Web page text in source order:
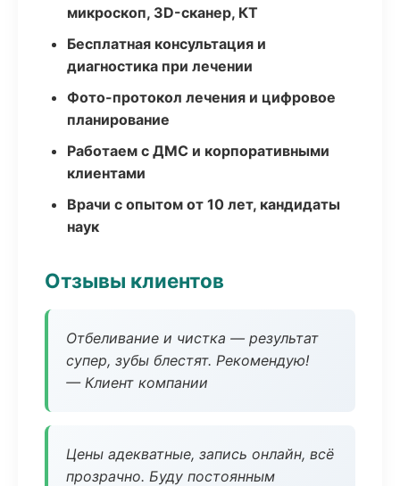
микроскоп, 3D-сканер, КТ
Бесплатная консультация и
диагностика при лечении
Фото-протокол лечения и цифровое
планирование
Работаем с ДМС и корпоративными
клиентами
Врачи с опытом от 10 лет, кандидаты
наук
Отзывы клиентов
Отбеливание и чистка — результат
супер, зубы блестят. Рекомендую!
— Клиент компании
Цены адекватные, запись онлайн, всё
прозрачно. Буду постоянным